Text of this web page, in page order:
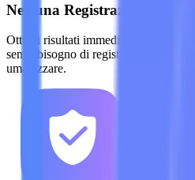
Nessuna Registrazione
Ottieni risultati immediati. Offriamo
senza bisogno di registrazione per
umanizzare.